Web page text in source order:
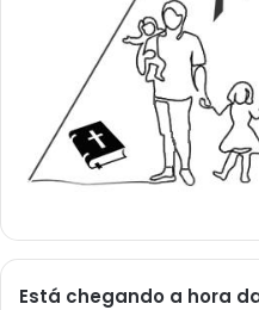
Está chegando a hora